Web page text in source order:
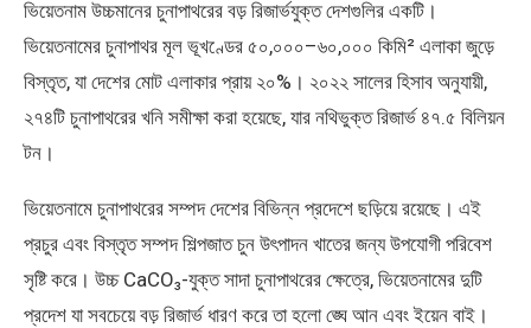
ভিয়েতনাম উচ্চমানের চুনাপাথরের বড় রিজার্ভযুক্ত দেশগুলির একটি।
ভিয়েতনামের চুনাপাথর মূল ভূখণ্ডের ৫০,০০০–৬০,০০০ কিমি² এলাকা জুড়ে
বিস্তৃত, যা দেশের মোট এলাকার প্রায় ২০%। ২০২২ সালের হিসাব অনুযায়ী,
২৭৪টি চুনাপাথরের খনি সমীক্ষা করা হয়েছে, যার নথিভুক্ত রিজার্ভ ৪৭.৫ বিলিয়ন
টন।
ভিয়েতনামে চুনাপাথরের সম্পদ দেশের বিভিন্ন প্রদেশে ছড়িয়ে রয়েছে। এই
প্রচুর এবং বিস্তৃত সম্পদ শিল্পজাত চুন উৎপাদন খাতের জন্য উপযোগী পরিবেশ
সৃষ্টি করে। উচ্চ CaCO₃-যুক্ত সাদা চুনাপাথরের ক্ষেত্রে, ভিয়েতনামের দুটি
প্রদেশ যা সবচেয়ে বড় রিজার্ভ ধারণ করে তা হলো ঙ্ঘে আন এবং ইয়েন বাই।